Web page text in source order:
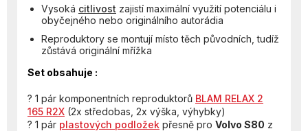
Vysoká citlivost zajistí maximální využití potenciálu i
obyčejného nebo originálního autorádia
Reproduktory se montují místo těch původních, tudíž
zůstává originální mřížka
Set obsahuje :
? 1 pár komponentních reproduktorů BLAM RELAX 2
165 R2X (2x středobas, 2x výška, výhybky)
? 1 pár plastových podložek přesně pro Volvo S80 z